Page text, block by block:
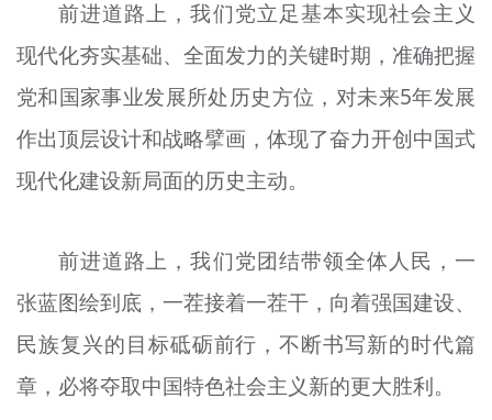
前进道路上，我们党立足基本实现社会主义
现代化夯实基础、全面发力的关键时期，准确把握
党和国家事业发展所处历史方位，对未来5年发展
作出顶层设计和战略擘画，体现了奋力开创中国式
现代化建设新局面的历史主动。
前进道路上，我们党团结带领全体人民，一
张蓝图绘到底，一茬接着一茬干，向着强国建设、
民族复兴的目标砥砺前行，不断书写新的时代篇
章，必将夺取中国特色社会主义新的更大胜利。